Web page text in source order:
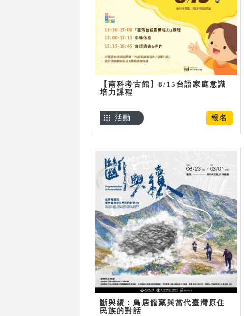
【南科考古館】8/15台語家庭意識
培力課程
報名
活動
斷與續：鳥居龍藏與當代臺灣原住
民族的對話